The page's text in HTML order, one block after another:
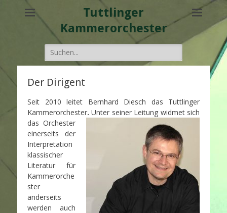
Tuttlinger
Kammerorchester
Suche
nach:
Der Dirigent
Seit 2010 leitet Bernhard Diesch das Tuttlinger
Kammerorchester. Unter seiner Leitung widmet sich
das Orchester
einerseits der
Interpretation
klassischer
Literatur für
Kammerorche
ster
anderseits
werden auch